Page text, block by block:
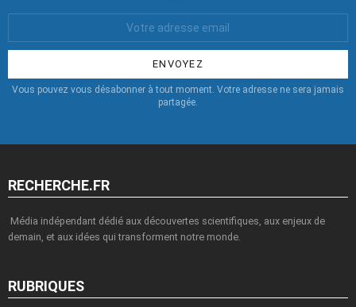
:
Vous pouvez vous désabonner à tout moment. Votre adresse ne sera jamais
partagée.
RECHERCHE.FR
Média indépendant dédié aux découvertes scientifiques, aux enjeux de
demain, et aux idées qui transforment notre monde.
RUBRIQUES